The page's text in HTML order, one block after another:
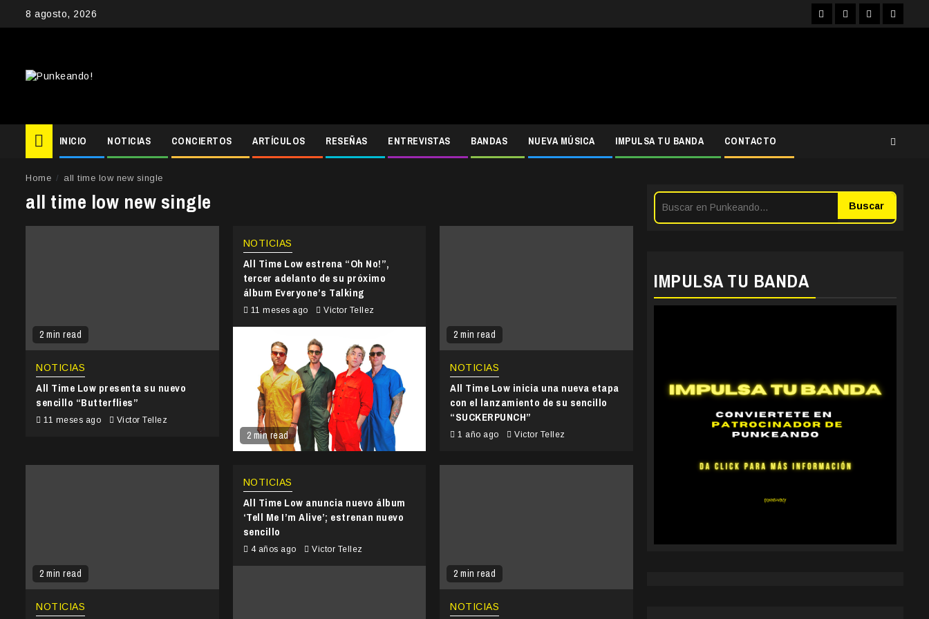
8 agosto, 2026 FacebookInstagram
YouTubeTwitter
INICIO NOTICIAS CONCIERTOS ARTÍCULOS RESEÑAS ENTREVISTAS BANDAS NUEVA MÚSICA IMPULSA TU BANDA CONTACTO
Home all time low new single
all time low new single
2 min read
NOTICIAS
All Time Low presenta su nuevo
sencillo “Butterflies”
11 meses ago Victor Tellez
2 min read
NOTICIAS
All Time Low estrena “Oh No!”,
tercer adelanto de su próximo
álbum Everyone’s Talking
11 meses ago Victor Tellez
2 min read
NOTICIAS
All Time Low inicia una nueva etapa
con el lanzamiento de su sencillo
“SUCKERPUNCH”
1 año ago Victor Tellez
2 min read
NOTICIAS
NOTICIAS
All Time Low anuncia nuevo álbum
‘Tell Me I’m Alive’; estrenan nuevo
sencillo
4 años ago Victor Tellez
2 min read
NOTICIAS
Buscar
IMPULSA TU BANDA